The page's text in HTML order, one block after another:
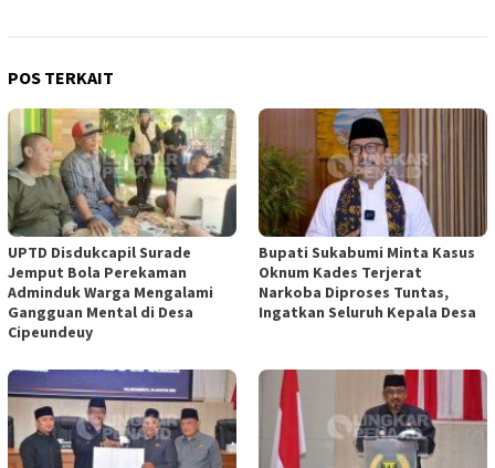
POS TERKAIT
UPTD Disdukcapil Surade
Jemput Bola Perekaman
Adminduk Warga Mengalami
Gangguan Mental di Desa
Cipeundeuy
Bupati Sukabumi Minta Kasus
Oknum Kades Terjerat
Narkoba Diproses Tuntas,
Ingatkan Seluruh Kepala Desa